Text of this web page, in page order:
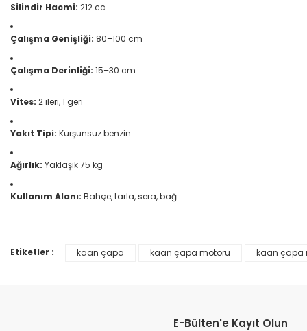
Silindir Hacmi: 212 cc
Çalışma Genişliği: 80–100 cm
Çalışma Derinliği: 15–30 cm
Vites: 2 ileri, 1 geri
Yakıt Tipi: Kurşunsuz benzin
Ağırlık: Yaklaşık 75 kg
Kullanım Alanı: Bahçe, tarla, sera, bağ
Bu ürünün fiyat bilgisi, resim, ürün açıklamalarında ve diğer
Ürün açıklamasında eksik bilgiler bulunuyor.
Etiketler : kaan çapa kaan çapa motoru kaan çapa
E-Bülten'e Kayıt Olun